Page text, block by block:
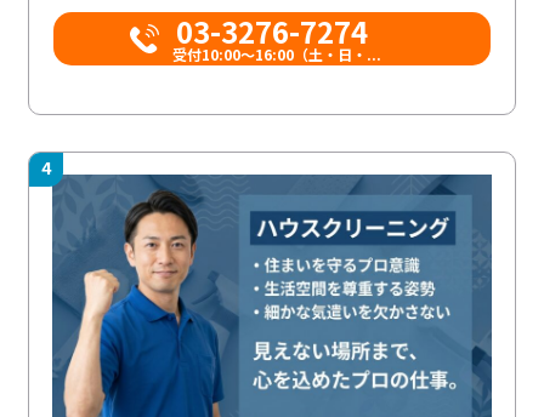
03-3276-7274
受付10:00〜16:00（土・日・...
4